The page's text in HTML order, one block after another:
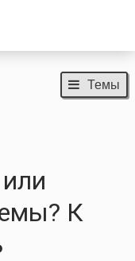
Темы
К